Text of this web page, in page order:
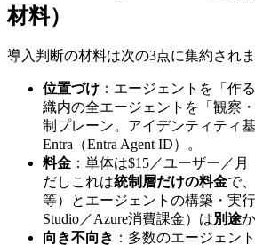
材料）
導入判断の材料は次の3点に集約されま
位置づけ ：エージェントを「作
織内の全エージェントを「観察
制プレーン。アイデンティティ
Entra（Entra Agent ID）。
料金 ：単体は$15／ユーザー／月
だしこれは統制層だけの料金で
等）とエージェントの構築・実
Studio／Azure消費課金）は別途
向き不向き ：多数のエージェン